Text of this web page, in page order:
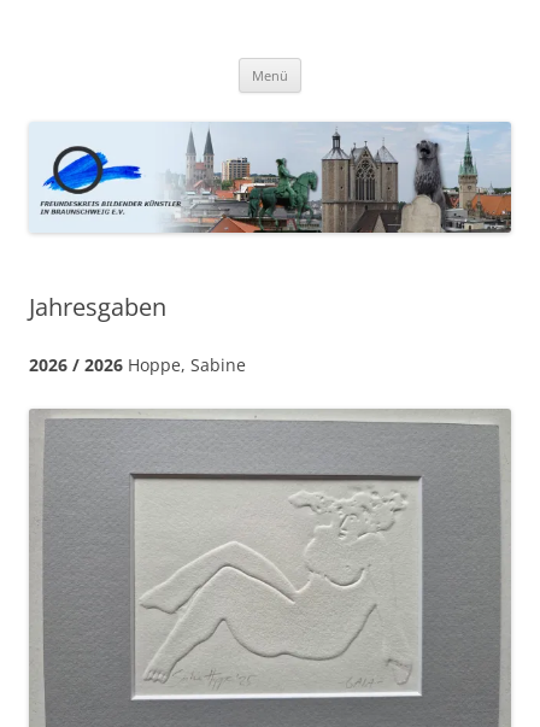
Menü
Jahresgaben
2026 / 2026 Hoppe, Sabine